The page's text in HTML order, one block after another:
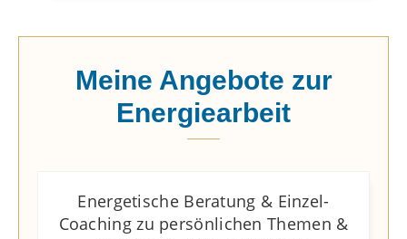
Meine Angebote zur
Energiearbeit
Energetische Beratung & Einzel-
Coaching zu persönlichen Themen &